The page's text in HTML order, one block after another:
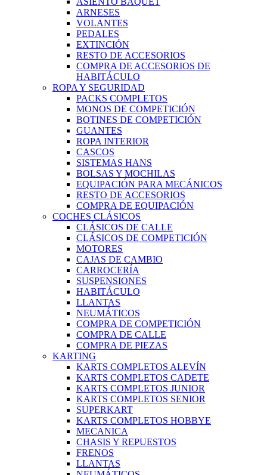
ARNESES
VOLANTES
PEDALES
EXTINCIÓN
RESTO DE ACCESORIOS
COMPRA DE ACCESORIOS DE
HABITÁCULO
ROPA Y SEGURIDAD
PACKS COMPLETOS
MONOS DE COMPETICIÓN
BOTINES DE COMPETICIÓN
GUANTES
ROPA INTERIOR
CASCOS
SISTEMAS HANS
BOLSAS Y MOCHILAS
EQUIPACIÓN PARA MECÁNICOS
RESTO DE ACCESORIOS
COMPRA DE EQUIPACIÓN
COCHES CLÁSICOS
CLÁSICOS DE CALLE
CLÁSICOS DE COMPETICIÓN
MOTORES
CAJAS DE CAMBIO
CARROCERÍA
SUSPENSIONES
HABITÁCULO
LLANTAS
NEUMÁTICOS
COMPRA DE COMPETICIÓN
COMPRA DE CALLE
COMPRA DE PIEZAS
KARTING
KARTS COMPLETOS ALEVÍN
KARTS COMPLETOS CADETE
KARTS COMPLETOS JUNIOR
KARTS COMPLETOS SENIOR
SUPERKART
KARTS COMPLETOS HOBBYE
MECANICA
CHASIS Y REPUESTOS
FRENOS
LLANTAS